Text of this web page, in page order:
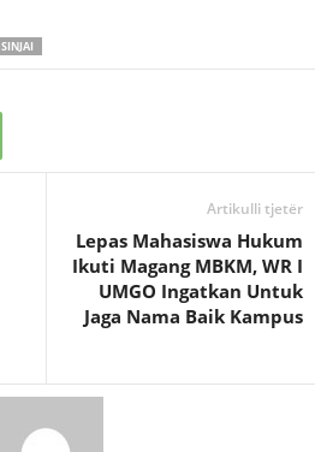
SINJAI
Artikulli tjetër
Lepas Mahasiswa Hukum
Ikuti Magang MBKM, WR I
UMGO Ingatkan Untuk
Jaga Nama Baik Kampus